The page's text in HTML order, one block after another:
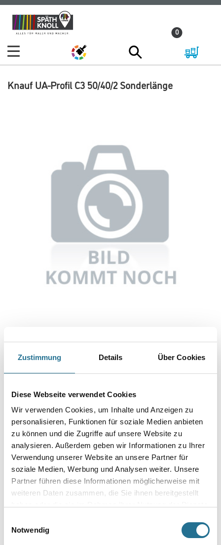
Zustimmung Details Über Cookies
Diese Webseite verwendet Cookies
Wir verwenden Cookies, um Inhalte und Anzeigen zu
personalisieren, Funktionen für soziale Medien anbieten
zu können und die Zugriffe auf unsere Website zu
analysieren. Außerdem geben wir Informationen zu Ihrer
Verwendung unserer Website an unsere Partner für
soziale Medien, Werbung und Analysen weiter. Unsere
Partner führen diese Informationen möglicherweise mit
weiteren Daten zusammen, die Sie ihnen bereitgestellt
Notwendig
Zum
Inhalt
Zum
Navigationsmenü
0
Knauf UA-Profil C3 50/40/2 Sonderlänge
Bitte einloggen, um Preise zu sehen
Art-Nr.:1065-002854
Umrechnungsfaktoren
ZUSATZINFOS